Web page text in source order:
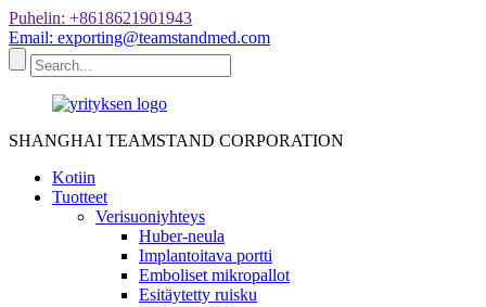
Puhelin: +8618621901943
Email: exporting@teamstandmed.com
SHANGHAI TEAMSTAND CORPORATION
Kotiin
Tuotteet
Verisuoniyhteys
Huber-neula
Implantoitava portti
Emboliset mikropallot
Esitäytetty ruisku